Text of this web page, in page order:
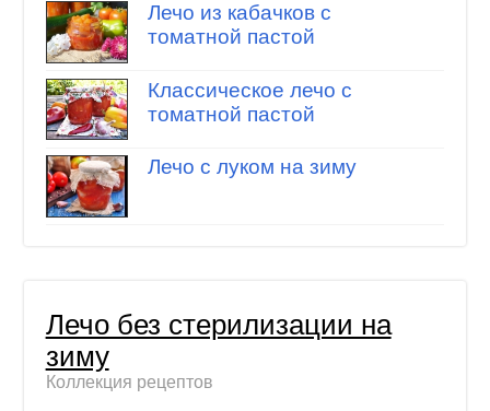
Лечо из кабачков с
томатной пастой
Классическое лечо с
томатной пастой
Лечо с луком на зиму
Лечо без стерилизации на
зиму
Коллекция рецептов